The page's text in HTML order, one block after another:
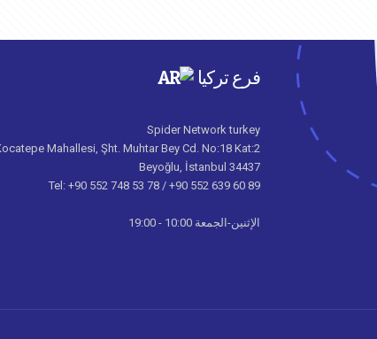
فرع تركيا
Spider Network turkey
Mahallesi, Şht. Muhtar Bey Cd. No:18 Kat:2
34437 Beyoğlu, İstanbul
Tel: +90 552 748 53 78 / +90 552 639 60 89
الإثنين-الجمعة 10:00 - 19:00